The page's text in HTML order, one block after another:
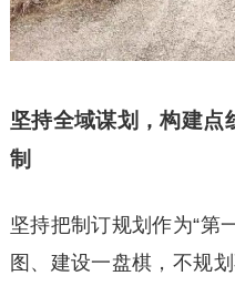
坚持全域谋划，构建点
制
坚持把制订规划作为“第
图、建设一盘棋，不规